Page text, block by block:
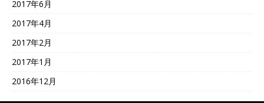
2017年6月
2017年4月
2017年2月
2017年1月
2016年12月